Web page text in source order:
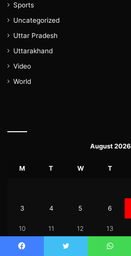
Sports
Uncategorized
Uttar Pradesh
Uttarakhand
Video
World
August 2026
M T W T
3 4 5 6
10 11 12 13
17 20